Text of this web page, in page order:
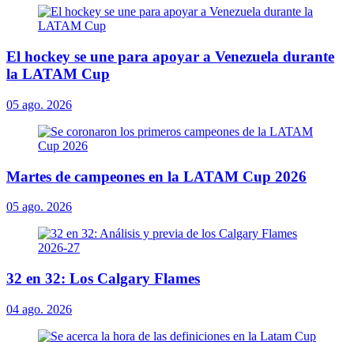
El hockey se une para apoyar a Venezuela durante
la LATAM Cup
05 ago. 2026
Martes de campeones en la LATAM Cup 2026
05 ago. 2026
32 en 32: Los Calgary Flames
04 ago. 2026